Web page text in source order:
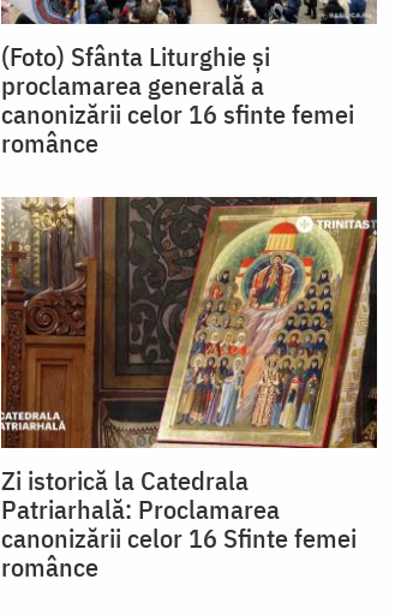
(Foto) Sfânta Liturghie și
proclamarea generală a
canonizării celor 16 sfinte femei
românce
Zi istorică la Catedrala
Patriarhală: Proclamarea
canonizării celor 16 Sfinte femei
românce